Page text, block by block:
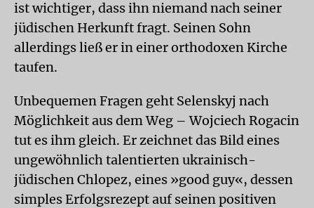
ist wichtiger, dass ihn niemand nach seiner
jüdischen Herkunft fragt. Seinen Sohn
allerdings ließ er in einer orthodoxen Kirche
taufen.
Unbequemen Fragen geht Selenskyj nach
Möglichkeit aus dem Weg – Wojciech Rogacin
tut es ihm gleich. Er zeichnet das Bild eines
ungewöhnlich talentierten ukrainisch-
jüdischen Chlopez, eines »good guy«, dessen
simples Erfolgsrezept auf seinen positiven